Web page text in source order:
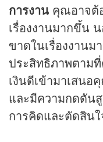
การงาน คุณอาจต้
เรื่องงานมากขึ้น
ขาดในเรื่องงาน
ประสิทธิภาพตาม
เงินดีเข้ามาเสน
และมีความกดดัน
การคิดและตัดสินใ